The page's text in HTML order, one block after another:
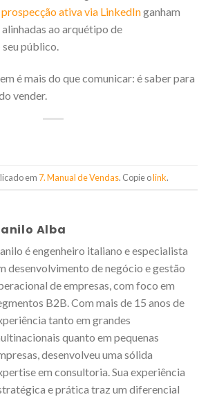
prospecção ativa via LinkedInganham
ao arquétipo de
público.
é mais do que comunicar: é saber para
vender.
em 7. Manual de Vendas. Copie olink.
Alba
é engenheiro italiano e especialista
desenvolvimento de negócio e gestão
de empresas, com foco em
B2B. Com mais de 15 anos de
tanto em grandes
quanto em pequenas
desenvolveu uma sólida
em consultoria. Sua experiência
e prática traz um diferencial